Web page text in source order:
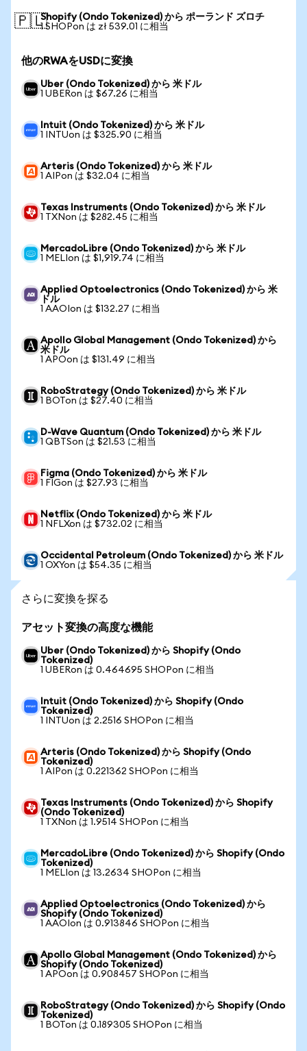
🇵🇱Shopify (Ondo Tokenized) から ポーランド ズロチ
1 SHOPon は zł 539.01 に相当
他のRWAをUSDに変換
Uber (Ondo Tokenized) から 米ドル
1 UBERon は $67.26 に相当
Intuit (Ondo Tokenized) から 米ドル
1 INTUon は $325.90 に相当
Arteris (Ondo Tokenized) から 米ドル
1 AIPon は $32.04 に相当
Texas Instruments (Ondo Tokenized) から 米ドル
1 TXNon は $282.45 に相当
MercadoLibre (Ondo Tokenized) から 米ドル
1 MELIon は $1,919.74 に相当
Applied Optoelectronics (Ondo Tokenized) から 米
ドル
1 AAOIon は $132.27 に相当
Apollo Global Management (Ondo Tokenized) から
米ドル
1 APOon は $131.49 に相当
RoboStrategy (Ondo Tokenized) から 米ドル
1 BOTon は $27.40 に相当
D-Wave Quantum (Ondo Tokenized) から 米ドル
1 QBTSon は $21.53 に相当
Figma (Ondo Tokenized) から 米ドル
1 FIGon は $27.93 に相当
Netflix (Ondo Tokenized) から 米ドル
1 NFLXon は $732.02 に相当
Occidental Petroleum (Ondo Tokenized) から 米ドル
1 OXYon は $54.35 に相当
さらに変換を探る
アセット変換の高度な機能
Uber (Ondo Tokenized) から Shopify (Ondo
Tokenized)
1 UBERon は 0.464695 SHOPon に相当
Intuit (Ondo Tokenized) から Shopify (Ondo
Tokenized)
1 INTUon は 2.2516 SHOPon に相当
Arteris (Ondo Tokenized) から Shopify (Ondo
Tokenized)
1 AIPon は 0.221362 SHOPon に相当
Texas Instruments (Ondo Tokenized) から Shopify
(Ondo Tokenized)
1 TXNon は 1.9514 SHOPon に相当
MercadoLibre (Ondo Tokenized) から Shopify (Ondo
Tokenized)
1 MELIon は 13.2634 SHOPon に相当
Applied Optoelectronics (Ondo Tokenized) から
Shopify (Ondo Tokenized)
1 AAOIon は 0.913846 SHOPon に相当
Apollo Global Management (Ondo Tokenized) から
Shopify (Ondo Tokenized)
1 APOon は 0.908457 SHOPon に相当
RoboStrategy (Ondo Tokenized) から Shopify (Ondo
Tokenized)
1 BOTon は 0.189305 SHOPon に相当